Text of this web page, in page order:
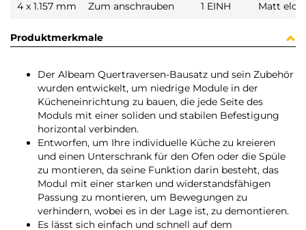
4 x 1.157 mm
Zum anschrauben 1 EINH Matt
Produktmerkmale
Der Albeam Quertraversen-Bausatz und sein Zubehör
wurden entwickelt, um niedrige Module in der
Kücheneinrichtung zu bauen, die jede Seite des
Moduls mit einer soliden und stabilen Befestigung
horizontal verbinden.
Entworfen, um Ihre individuelle Küche zu kreieren
und einen Unterschrank für den Ofen oder die Spüle
zu montieren, da seine Funktion darin besteht, das
Modul mit einer starken und widerstandsfähigen
Passung zu montieren, um Bewegungen zu
verhindern, wobei es in der Lage ist, zu demontieren.
Es lässt sich einfach und schnell auf dem